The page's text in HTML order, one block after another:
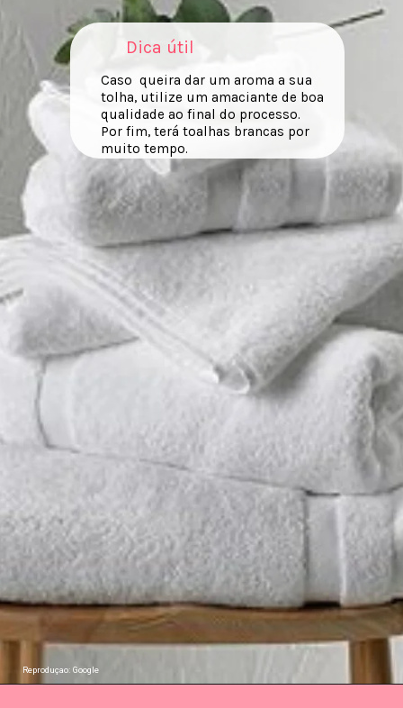
Dica útil
Caso queira dar um aroma a sua
tolha, utilize um amaciante de boa
qualidade ao final do processo.
Por fim, terá toalhas brancas por
muito tempo.
Reproduçao: Google